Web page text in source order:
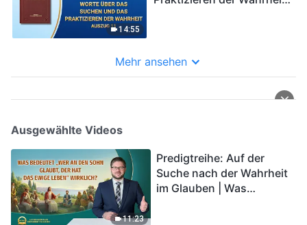
14:55
Mehr ansehen
Ausgewählte Videos
11:23
Predigtreihe: Auf der
Suche nach der Wahrheit
im Glauben | Was